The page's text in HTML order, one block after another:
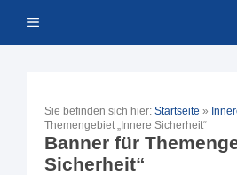
Inhalt Menü
Sie befinden sich hier: Startseite »
Themengebiet „Innere Sicherheit“
Banner für
Sicherheit“